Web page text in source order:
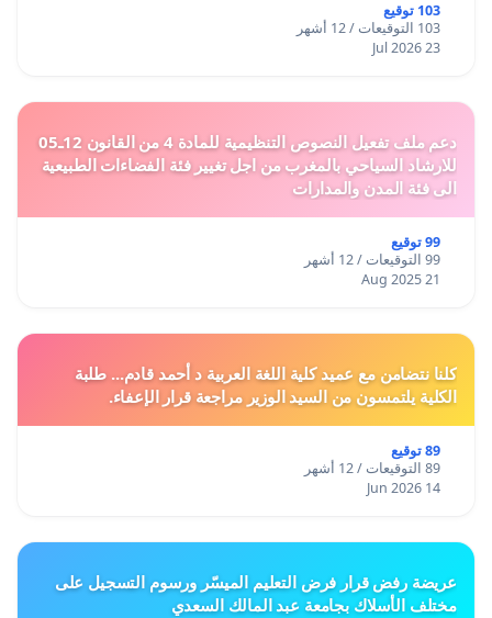
103 توقيع
103 التوقيعات / 12 أشهر
23 Jul 2026
دعم ملف تفعيل النصوص التنظيمية للمادة 4 من القانون 12ـ05
للارشاد السياحي بالمغرب من اجل تغيير فئة الفضاءات الطبيعية
الى فئة المدن والمدارات
99 توقيع
99 التوقيعات / 12 أشهر
21 Aug 2025
كلنا نتضامن مع عميد كلية اللغة العربية د أحمد قادم... طلبة
الكلية يلتمسون من السيد الوزير مراجعة قرار الإعفاء.
89 توقيع
89 التوقيعات / 12 أشهر
14 Jun 2026
عريضة رفض قرار فرض التعليم الميسّر ورسوم التسجيل على
مختلف الأسلاك بجامعة عبد المالك السعدي